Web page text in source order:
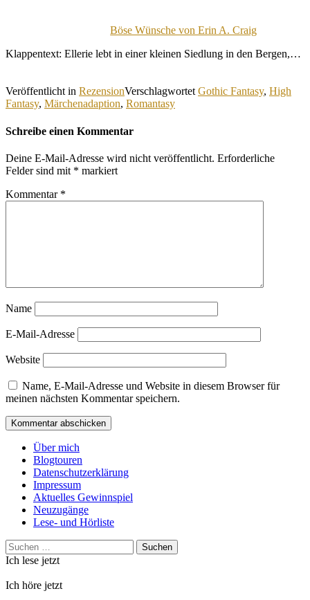
Böse Wünsche von Erin A. Craig
Klappentext: Ellerie lebt in einer kleinen Siedlung in den Bergen,…
Veröffentlicht in RezensionVerschlagwortet Gothic Fantasy, High
Fantasy, Märchenadaption, Romantasy
Schreibe einen Kommentar
Deine E-Mail-Adresse wird nicht veröffentlicht. Erforderliche
Felder sind mit * markiert
Kommentar *
Name
E-Mail-Adresse
Website
Name, E-Mail-Adresse und Website in diesem Browser für
meinen nächsten Kommentar speichern.
Über mich
Blogtouren
Datenschutzerklärung
Impressum
Aktuelles Gewinnspiel
Neuzugänge
Lese- und Hörliste
Suchen
nach:
Ich lese jetzt
Ich höre jetzt